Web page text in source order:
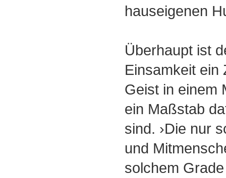
hauseigenen
Überhaupt ist
Einsamkeit ein
Geist in einem
ein Maßstab
sind. ›Die nur
und
solchem